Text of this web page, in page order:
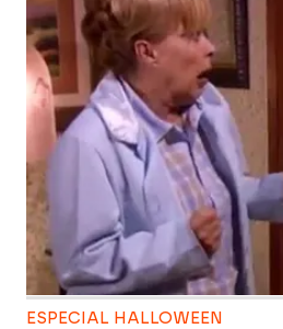
ESPECIAL HALLOWEEN